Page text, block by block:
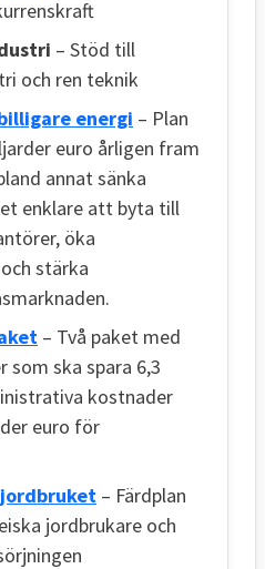
– Stöd till
och ren teknik
energi – Plan
euro årligen fram
annat sänka
enklare att byta till
öka
stärka
– Två paket med
som ska spara 6,3
kostnader
euro för
– Färdplan
jordbrukare och